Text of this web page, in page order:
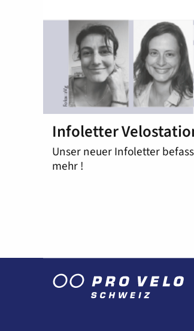
Infoletter
Unser neuer Infoletter
mehr !